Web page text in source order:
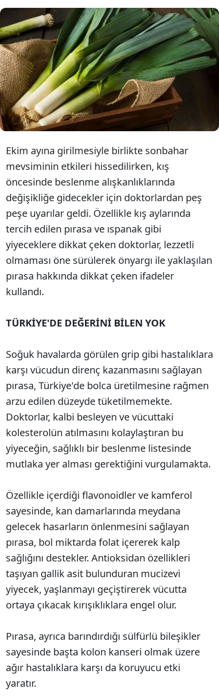
Kış mevsiminin en sağlıklı besinleri arasında
gösterilen pırasa, çoğunlukla lezzetli olmadığı
öne sürülerek birçok kişi tarafından tercih
edilmemekte. Doktorlar, bu durumun harika
besin değerlerinden mahrum kalınmasına yol
açtığını belirterek, faydaları saymakla bitmeyen
pırasa hakkında uyarılarda bulundu.
Ekim ayına girilmesiyle birlikte sonbahar
mevsiminin etkileri hissedilirken, kış
öncesinde beslenme alışkanlıklarında
değişikliğe gidecekler için doktorlardan peş
peşe uyarılar geldi. Özellikle kış aylarında
tercih edilen pırasa ve ıspanak gibi
yiyeceklere dikkat çeken doktorlar, lezzetli
olmaması öne sürülerek önyargı ile yaklaşılan
pırasa hakkında dikkat çeken ifadeler
kullandı.
TÜRKİYE'DE DEĞERİNİ BİLEN YOK
Soğuk havalarda görülen grip gibi hastalıklara
karşı vücudun direnç kazanmasını sağlayan
pırasa, Türkiye'de bolca üretilmesine rağmen
arzu edilen düzeyde tüketilmemekte.
Doktorlar, kalbi besleyen ve vücuttaki
kolesterolün atılmasını kolaylaştıran bu
yiyeceğin, sağlıklı bir beslenme listesinde
mutlaka yer alması gerektiğini vurgulamakta.
Özellikle içerdiği flavonoidler ve kamferol
sayesinde, kan damarlarında meydana
gelecek hasarların önlenmesini sağlayan
pırasa, bol miktarda folat içererek kalp
sağlığını destekler. Antioksidan özellikleri
taşıyan gallik asit bulunduran mucizevi
yiyecek, yaşlanmayı geçiştirerek vücutta
ortaya çıkacak kırışıklıklara engel olur.
Pırasa, ayrıca barındırdığı sülfürlü bileşikler
sayesinde başta kolon kanseri olmak üzere
ağır hastalıklara karşı da koruyucu etki
yaratır.